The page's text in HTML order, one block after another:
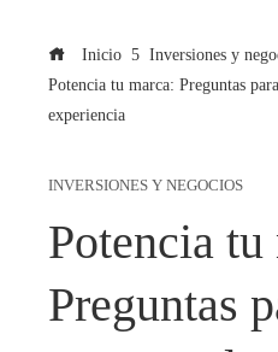
Inicio
Inversiones y
Potencia tu marca: Preguntas
experiencia
INVERSIONES Y NEGOCIOS
Potencia tu
Preguntas